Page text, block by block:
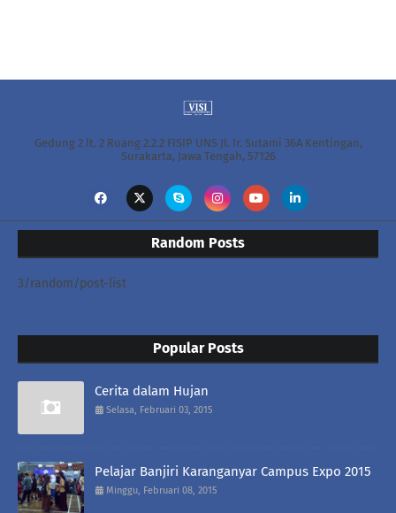
Gedung 2 lt. 2 Ruang 2.2.2 FISIP UNS Jl. Ir. Sutami 36A Kentingan,
Surakarta, Jawa Tengah, 57126
Random Posts
3/random/post-list
Popular Posts
Cerita dalam Hujan
Selasa, Februari 03, 2015
Pelajar Banjiri Karanganyar Campus Expo 2015
Minggu, Februari 08, 2015